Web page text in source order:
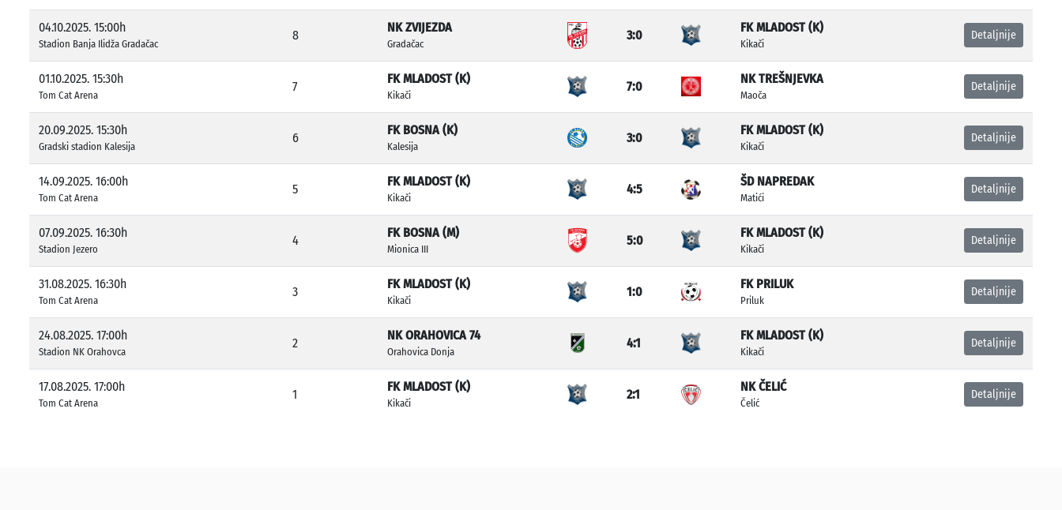
04.10.2025. 15:00h
Stadion Banja Ilidža Gradačac
8
NK ZVIJEZDA
Gradačac
3:0
FK MLADOST (K)
Kikači
Detaljnije
01.10.2025. 15:30h
Tom Cat Arena
7
FK MLADOST (K)
Kikači
7:0
NK TREŠNJEVKA
Maoča
Detaljnije
20.09.2025. 15:30h
Gradski stadion Kalesija
6
FK BOSNA (K)
Kalesija
3:0
FK MLADOST (K)
Kikači
Detaljnije
14.09.2025. 16:00h
Tom Cat Arena
5
FK MLADOST (K)
Kikači
4:5
ŠD NAPREDAK
Matići
Detaljnije
07.09.2025. 16:30h
Stadion Jezero
4
FK BOSNA (M)
Mionica III
5:0
FK MLADOST (K)
Kikači
Detaljnije
31.08.2025. 16:30h
Tom Cat Arena
3
FK MLADOST (K)
Kikači
1:0
FK PRILUK
Priluk
Detaljnije
24.08.2025. 17:00h
Stadion NK Orahovca
2
NK ORAHOVICA 74
Orahovica Donja
4:1
FK MLADOST (K)
Kikači
Detaljnije
17.08.2025. 17:00h
Tom Cat Arena
1
FK MLADOST (K)
Kikači
2:1
NK ČELIĆ
Čelić
Detaljnije